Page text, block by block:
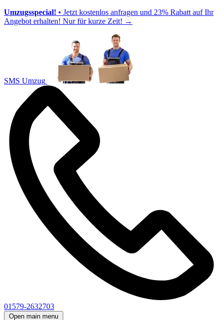
Umzugsspecial! • Jetzt kostenlos anfragen und 23% Rabatt auf Ihr
Angebot erhalten! Nur für kurze Zeit! →
SMS Umzug
01579-2632703
Open main menu